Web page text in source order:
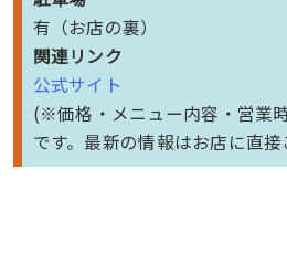
有（お店の裏）
関連リンク
公式サイト
(※価格・メニュー内容・営業
です。最新の情報はお店に直